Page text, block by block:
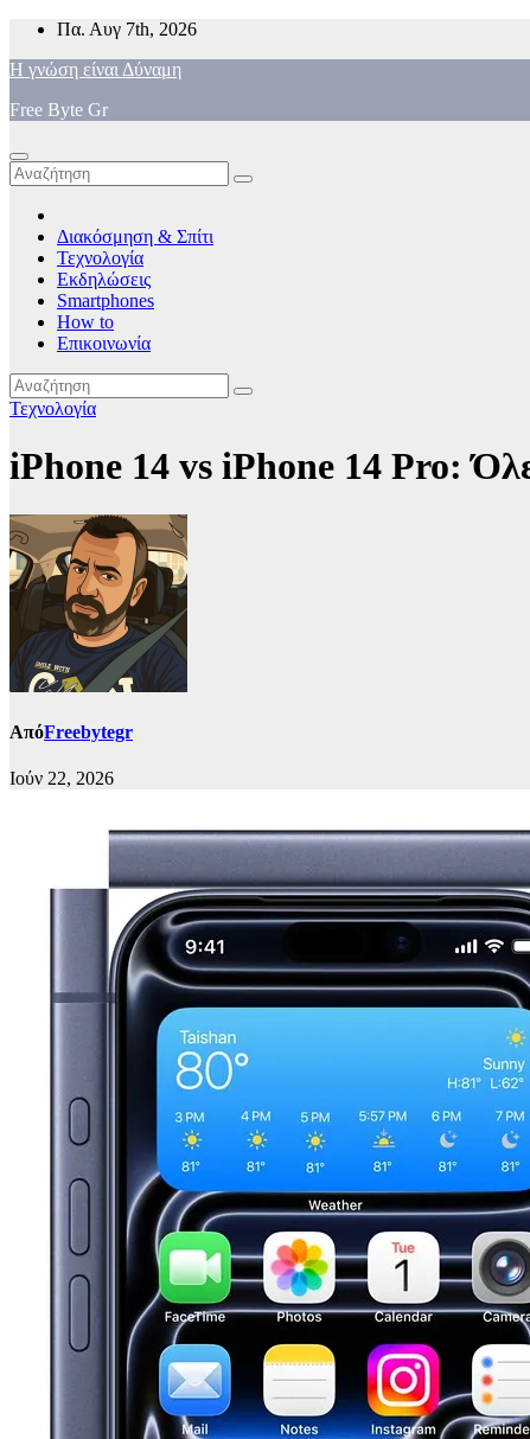
Μετάβαση
περιεχόμενο
Πα. Αυγ 7th, 2026
Η γνώση είναι Δύναμη
Free Byte Gr
Διακόσμηση & Σπίτι
Τεχνολογία
Εκδηλώσεις
Smartphones
How to
Επικοινωνία
Τεχνολογία
iPhone 14 vs iPhone 14 Pro:
ΑπόFreebytegr
Ιούν 22, 2026